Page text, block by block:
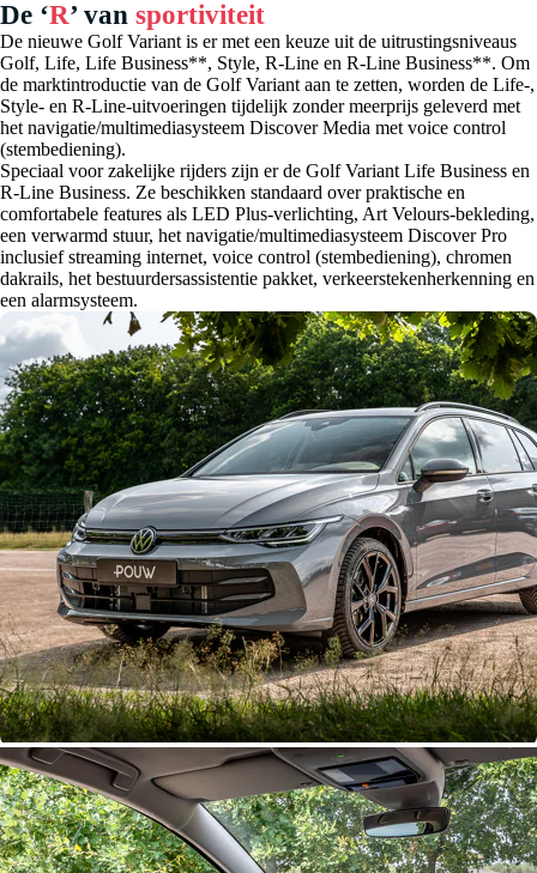
De ‘R’ van sportiviteit
De nieuwe Golf Variant is er met een keuze uit de uitrustingsniveaus
Golf, Life, Life Business**, Style, R-Line en R-Line Business**. Om
de marktintroductie van de Golf Variant aan te zetten, worden de Life-,
Style- en R-Line-uitvoeringen tijdelijk zonder meerprijs geleverd met
het navigatie/multimediasysteem Discover Media met voice control
(stembediening).
Speciaal voor zakelijke rijders zijn er de Golf Variant Life Business en
R-Line Business. Ze beschikken standaard over praktische en
comfortabele features als LED Plus-verlichting, Art Velours-bekleding,
een verwarmd stuur, het navigatie/multimediasysteem Discover Pro
inclusief streaming internet, voice control (stembediening), chromen
dakrails, het bestuurdersassistentie pakket, verkeerstekenherkenning en
een alarmsysteem.